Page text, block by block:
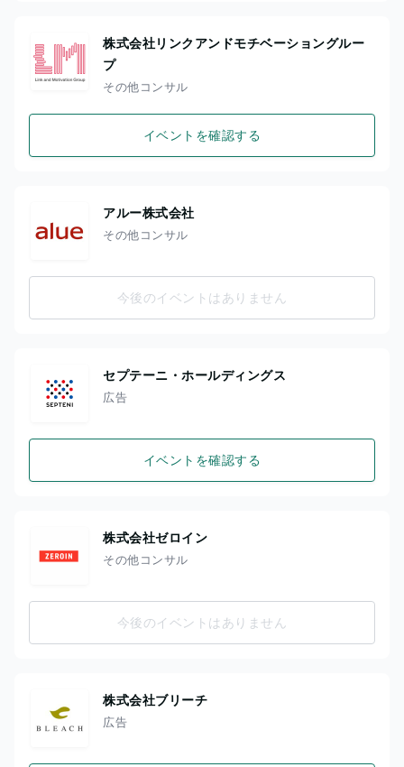
株式会社リンクアンドモチベーショングルー
プ
その他コンサル
イベントを確認する
アルー株式会社
その他コンサル
今後のイベントはありません
セプテーニ・ホールディングス
広告
イベントを確認する
株式会社ゼロイン
その他コンサル
今後のイベントはありません
株式会社ブリーチ
広告